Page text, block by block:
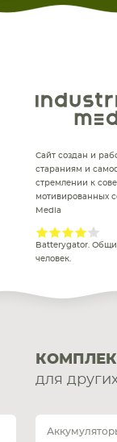
Сайт создан и
стараниям и
стремлении к
мотивированных
Media
Batterygator.
человек.
для